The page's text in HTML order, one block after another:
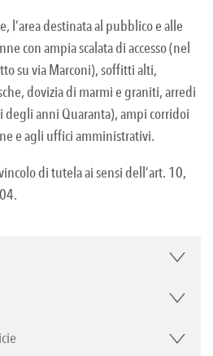
l’area destinata al pubblico e alle
con ampia scalata di accesso (nel
su via Marconi), soffitti alti,
dovizia di marmi e graniti, arredi
anni Quaranta), ampi corridoi
e agli uffici amministrativi.
di tutela ai sensi dell’art. 10,